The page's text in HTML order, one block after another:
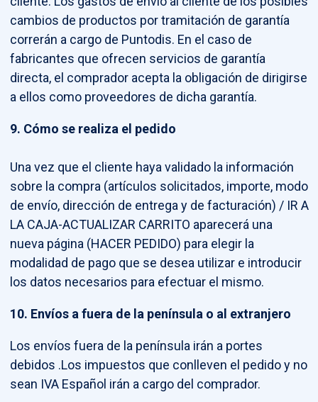
cambios de productos por tramitación de garantía
correrán a cargo de Puntodis. En el caso de
fabricantes que ofrecen servicios de garantía
directa, el comprador acepta la obligación de dirigirse
a ellos como proveedores de dicha garantía.
9. Cómo se realiza el pedido
Una vez que el cliente haya validado la información
sobre la compra (artículos solicitados, importe, modo
de envío, dirección de entrega y de facturación) / IR A
LA CAJA-ACTUALIZAR CARRITO aparecerá una
nueva página (HACER PEDIDO) para elegir la
modalidad de pago que se desea utilizar e introducir
los datos necesarios para efectuar el mismo.
10. Envíos a fuera de la península o al extranjero
Los envíos fuera de la península irán a portes
debidos .Los impuestos que conlleven el pedido y no
sean IVA Español irán a cargo del comprador.